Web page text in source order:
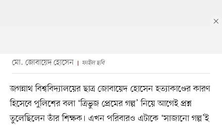
মো. জোবায়েদ হোসেন ফাইল ছবি
জগন্নাথ বিশ্ববিদ্যালয়ের ছাত্র জোবায়েদ হোসেন হত্যাকাণ্ডের কারণ
হিসেবে পুলিশের বলা ‘ত্রিভুজ প্রেমের গল্প’ নিয়ে আগেই প্রশ্ন
তুলেছিলেন তাঁর শিক্ষক। এখন পরিবারও এটাকে ‘সাজানো গল্প’ই